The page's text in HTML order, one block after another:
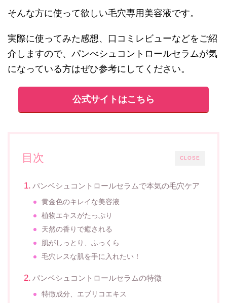
そんな方に使って欲しい毛穴専用美容液です。
実際に使ってみた感想、口コミレビューなどをご紹
介しますので、パンべシュコントロールセラムが気
になっている方はぜひ参考にしてください。
公式サイトはこちら
CLOSE
目次
パンベシュコントロールセラムで本気の毛穴ケア
黄金色のキレイな美容液
植物エキスがたっぷり
天然の香りで癒される
肌がしっとり、ふっくら
毛穴レスな肌を手に入れたい！
パンベシュコントロールセラムの特徴
特徴成分、エブリコエキス